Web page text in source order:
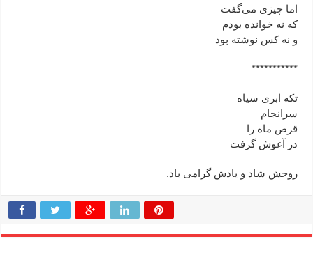
اما چیزی می‌گفت
که نه خوانده بودم
و نه کس نوشته بود
***********
تكه ابرى سياه
سرانجام
قرص ماه را
در آغوش گرفت
روحش شاد و یادش گرامی باد.